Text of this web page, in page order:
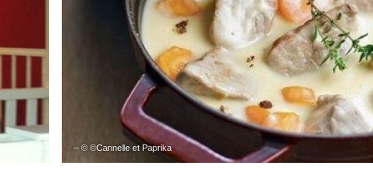
– © ©Cannelle et Paprika